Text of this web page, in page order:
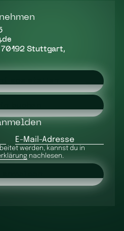
Stuttgart,
E-Mail-Adresse
werden, kannst du in
nachlesen.